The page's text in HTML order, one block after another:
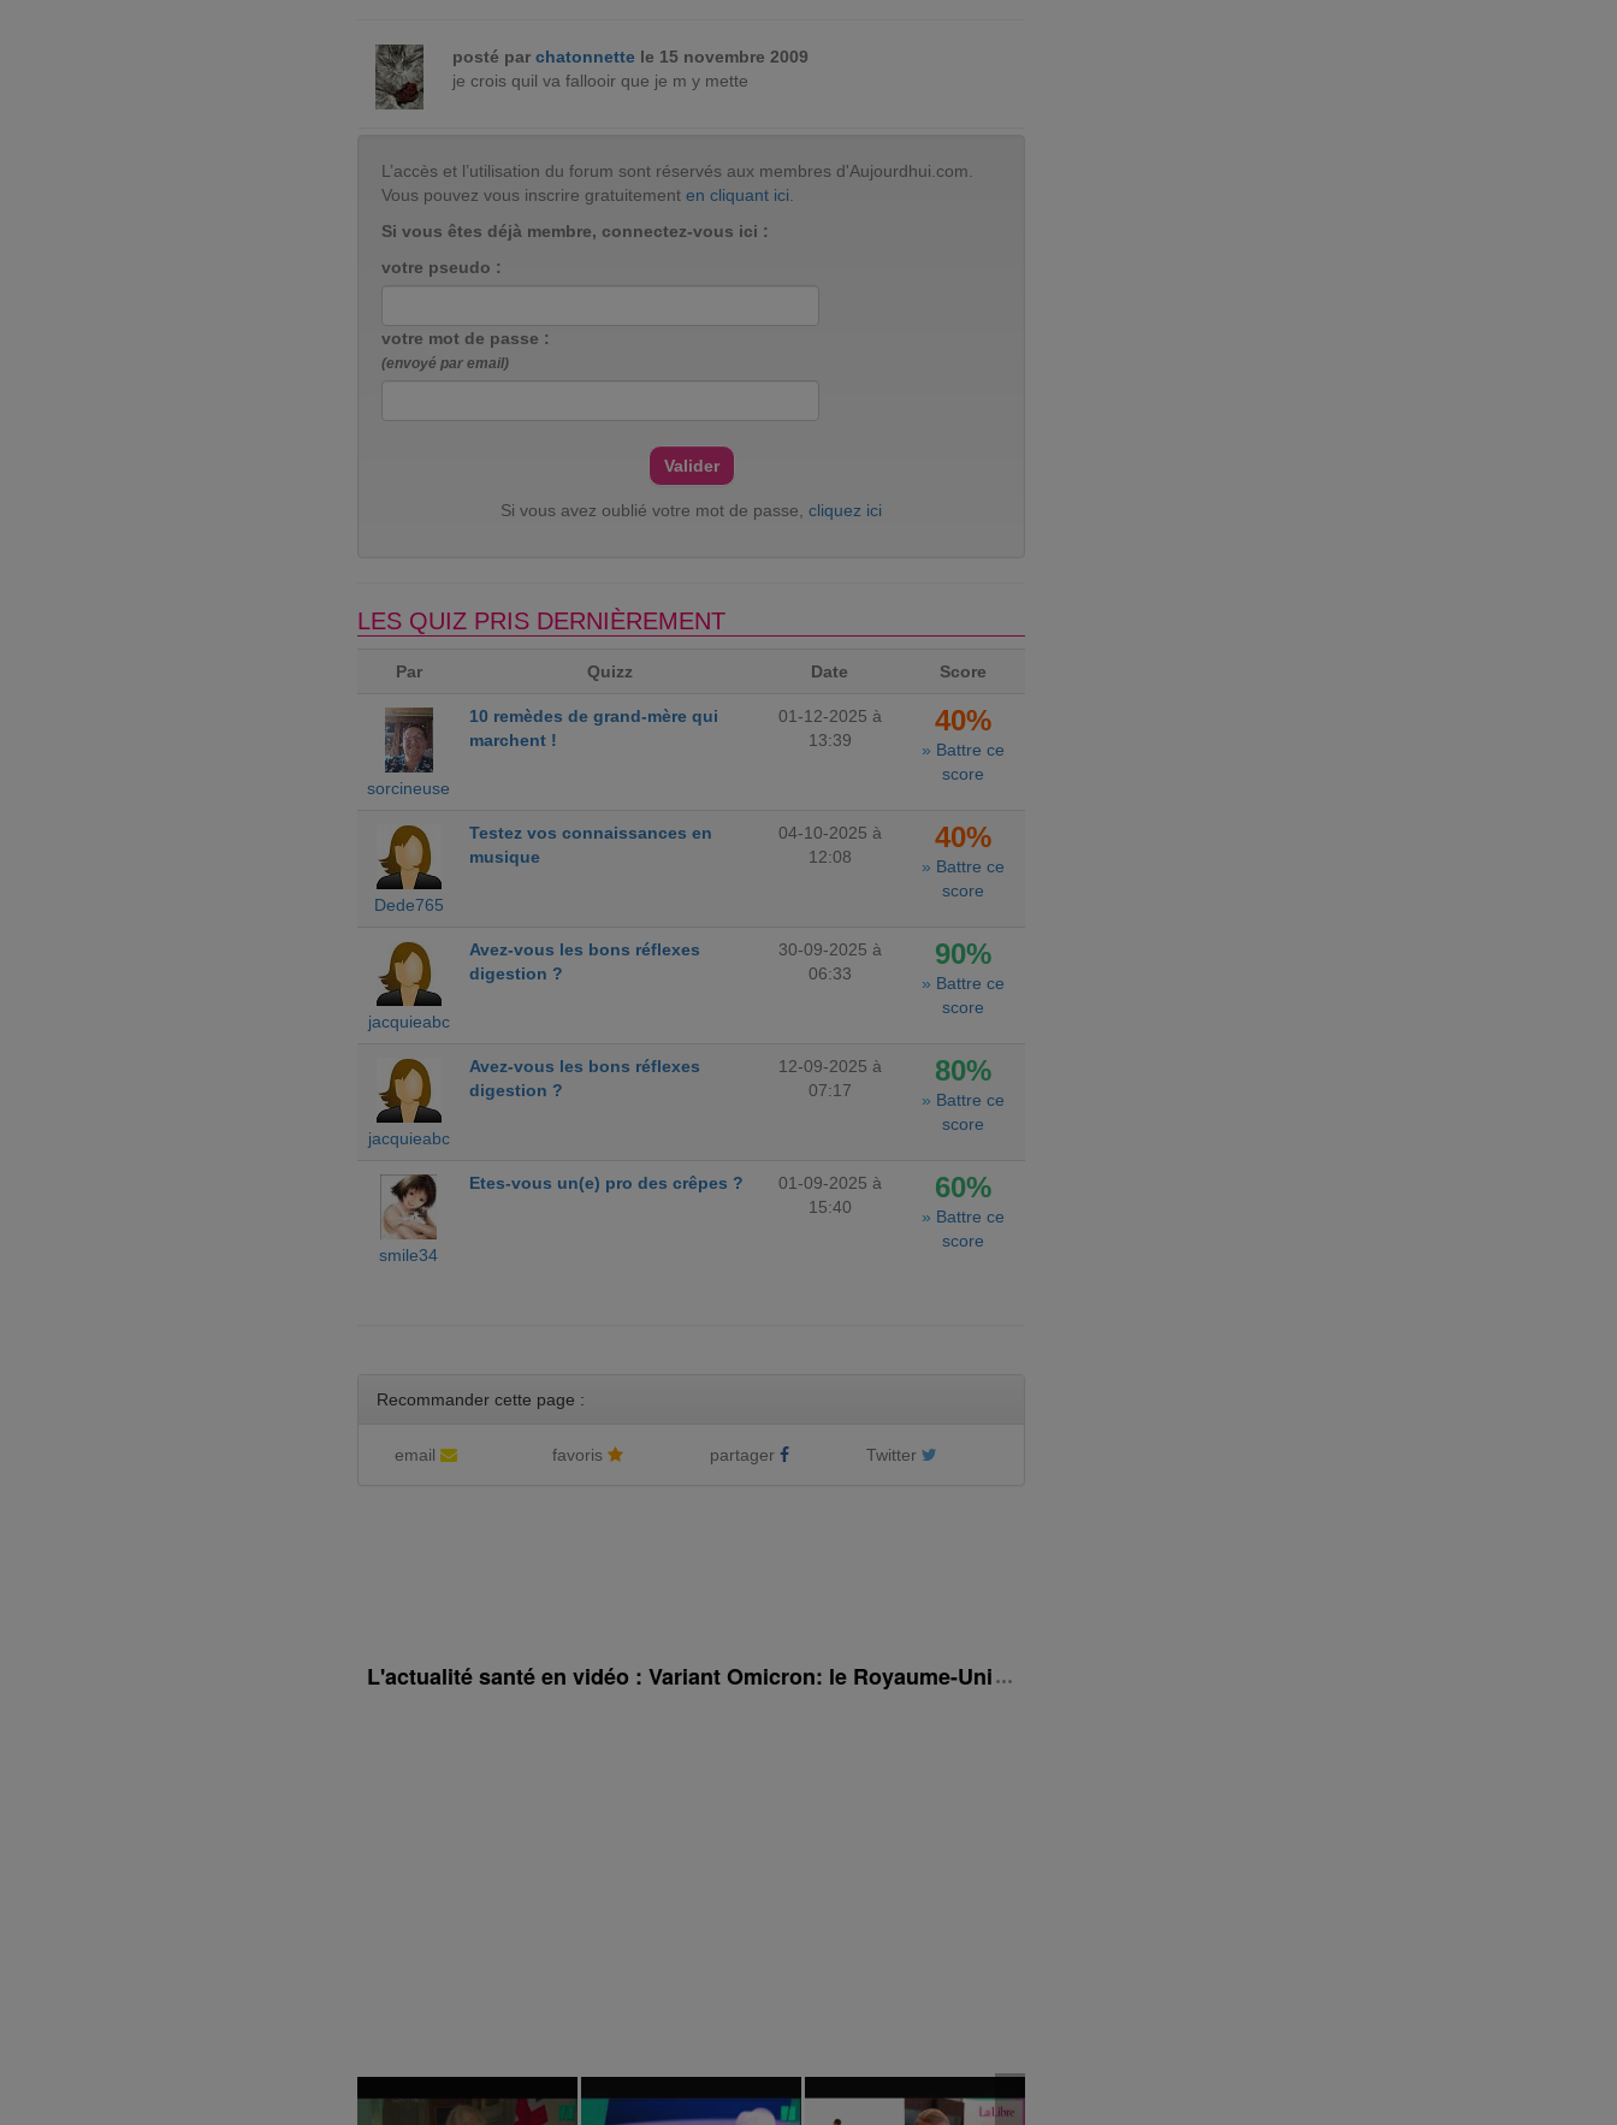
posté parchatonnette le 15 novembre 2009
je crois quil va fallooir que je m y mette
L’accès et l’utilisation du forum sont réservés aux membres d'Aujourdhui.com.
Vous pouvez vous inscrire gratuitement en cliquant ici.
Si vous êtes déjà membre, connectez-vous ici :
votre pseudo :
votre mot de passe :
(envoyé par email)
Si vous avez oublié votre mot de passe, cliquez ici
LES QUIZ PRIS DERNIÈREMENT
Par Quizz Date Score
sorcineuse
10 remèdes de grand-mère qui
marchent !
01-12-2025 à
13:39
40%
» Battre ce
score
Dede765
Testez vos connaissances en
musique
04-10-2025 à
12:08
40%
» Battre ce
score
jacquieabc
Avez-vous les bons réflexes
digestion ?
30-09-2025 à
06:33
90%
» Battre ce
score
jacquieabc
Avez-vous les bons réflexes
digestion ?
12-09-2025 à
07:17
80%
» Battre ce
score
smile34
Etes-vous un(e) pro des crêpes ?
01-09-2025 à
15:40
60%
» Battre ce
score
Recommander cette page :
email favoris partager Twitter
L'actualité santé en vidéo : Variant Omicron: le Royaume-Uni rehausse son niveau d'alerte, une première en 7 mois